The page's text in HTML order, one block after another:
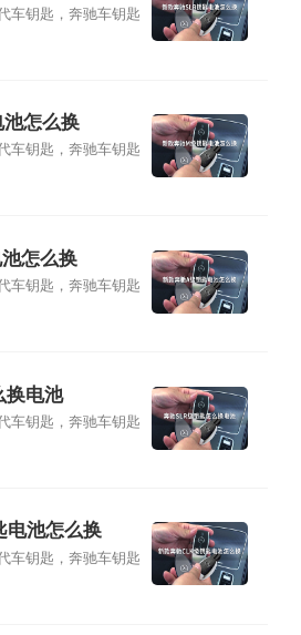
车钥匙，奔驰车钥匙
怎么换
车钥匙，奔驰车钥匙
怎么换
车钥匙，奔驰车钥匙
换电池
车钥匙，奔驰车钥匙
电池怎么换
车钥匙，奔驰车钥匙